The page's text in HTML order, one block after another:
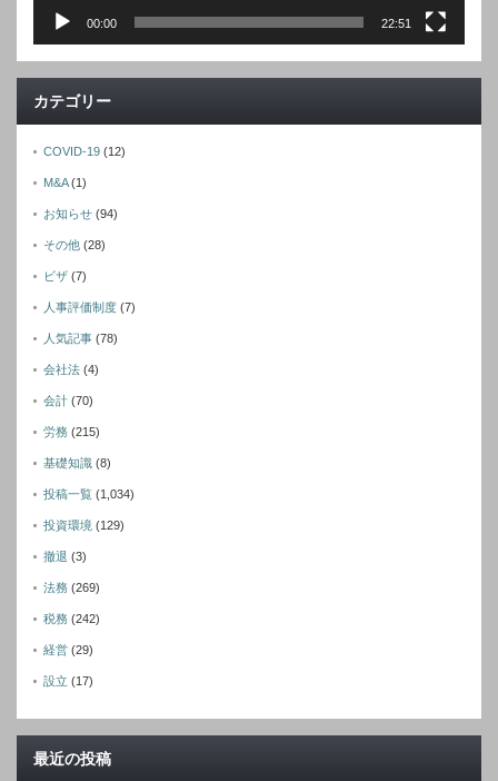
00:00 22:51
カテゴリー
COVID-19 (12)
M&A(1)
お知らせ (94)
その他 (28)
ビザ (7)
人事評価制度 (7)
人気記事 (78)
会社法 (4)
会計 (70)
労務 (215)
基礎知識 (8)
投稿一覧 (1,034)
投資環境 (129)
撤退 (3)
法務 (269)
税務 (242)
経営 (29)
設立 (17)
最近の投稿